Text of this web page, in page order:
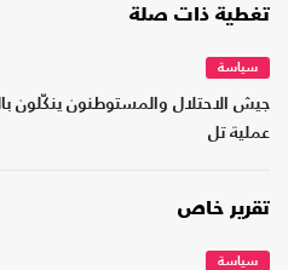
تغطية ذات صلة
سياسة
جيش الاحتلال والمستوطنون ينكّلون
عملية تل
تقرير خاص
سياسة